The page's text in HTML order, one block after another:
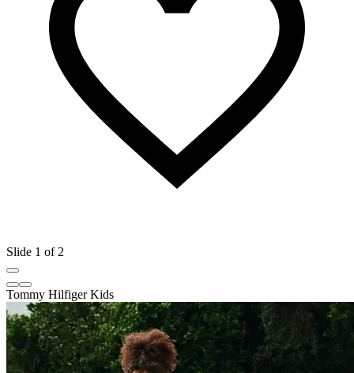
Slide 1 of 2
Tommy Hilfiger Kids